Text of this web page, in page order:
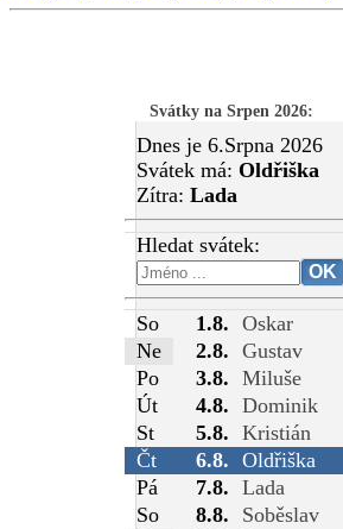
Svátky na Srpen 2026:
Dnes je 6.Srpna 2026
Svátek má: Oldřiška
Zítra: Lada
Hledat svátek:
So 1.8. Oskar
Ne
2.8. Gustav
Po
3.8. Miluše
Út
4.8. Dominik
St
5.8. Kristián
Čt
6.8. Oldřiška
Pá
7.8. Lada
So
8.8.
Soběslav